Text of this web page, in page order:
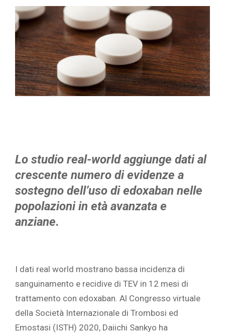
Lo studio real-world aggiunge dati al
crescente numero di evidenze a
sostegno dell’uso di edoxaban nelle
popolazioni in età avanzata e
anziane.
I dati real world mostrano bassa incidenza di
sanguinamento e recidive di TEV in 12 mesi di
trattamento con edoxaban. Al Congresso virtuale
della Società Internazionale di Trombosi ed
Emostasi (ISTH) 2020, Daiichi Sankyo ha